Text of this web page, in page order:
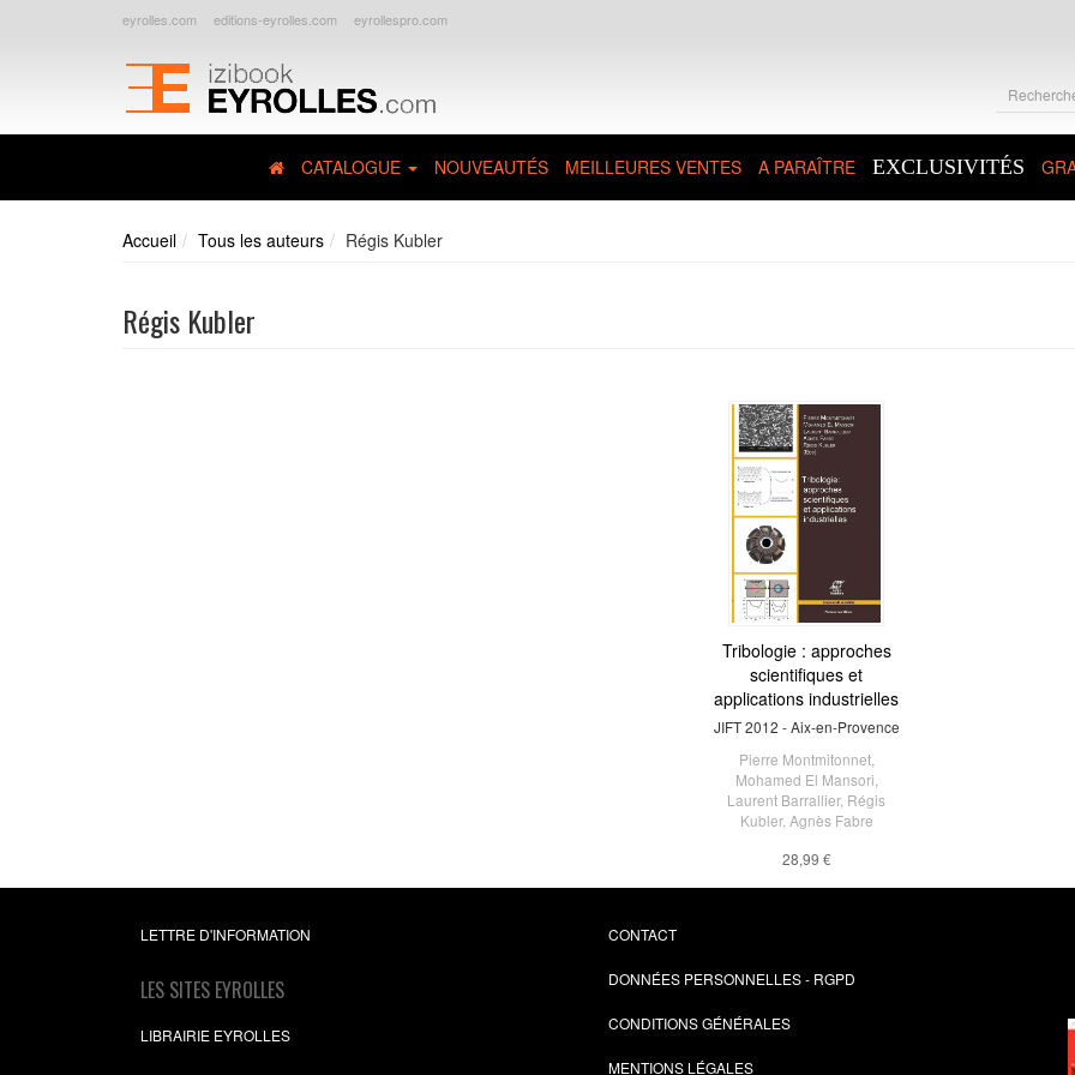
eyrolles.com editions-eyrolles.com eyrollespro.com
CATALOGUE NOUVEAUTÉS MEILLEURES VENTES A PARAÎTRE EXCLUSIVITÉS
Accueil Tous les auteurs Régis Kubler
Régis Kubler
Tribologie : approches
scientifiques et
applications industrielles
JIFT 2012 - Aix-en-Provence
Pierre Montmitonnet,
Mohamed El Mansori
Laurent Barrallier, Régis
Kubler, Agnès Fabre
28,99 €
LETTRE D'INFORMATION
LES SITES EYROLLES
LIBRAIRIE EYROLLES
CONTACT
DONNÉES PERSONNELLES - RGPD
CONDITIONS GÉNÉRALES
MENTIONS LÉGALES